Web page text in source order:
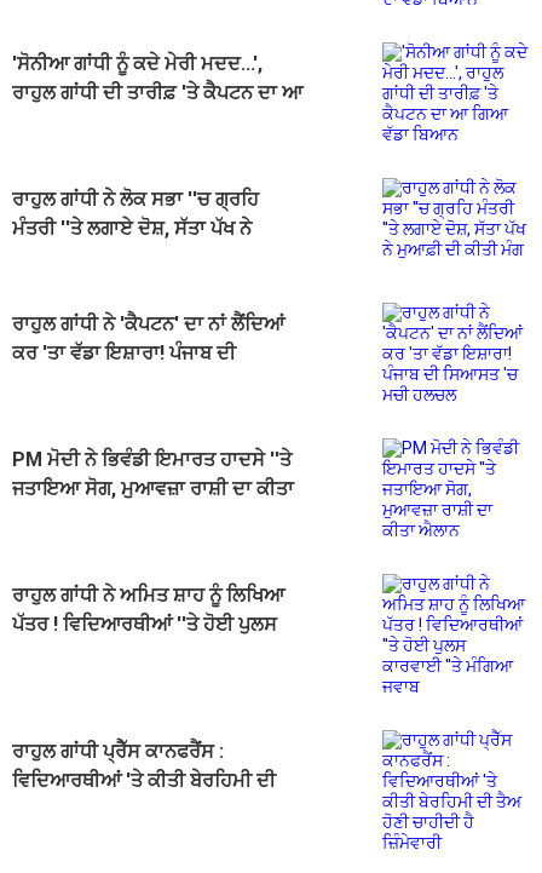
'ਸੋਨੀਆ ਗਾਂਧੀ ਨੂੰ ਕਦੇ ਮੇਰੀ ਮਦਦ...',
ਰਾਹੁਲ ਗਾਂਧੀ ਦੀ ਤਾਰੀਫ਼ 'ਤੇ ਕੈਪਟਨ ਦਾ ਆ
ਰਾਹੁਲ ਗਾਂਧੀ ਨੇ ਲੋਕ ਸਭਾ ''ਚ ਗ੍ਰਹਿ
ਮੰਤਰੀ ''ਤੇ ਲਗਾਏ ਦੋਸ਼, ਸੱਤਾ ਪੱਖ ਨੇ
ਰਾਹੁਲ ਗਾਂਧੀ ਨੇ 'ਕੈਪਟਨ' ਦਾ ਨਾਂ ਲੈਂਦਿਆਂ
ਕਰ 'ਤਾ ਵੱਡਾ ਇਸ਼ਾਰਾ! ਪੰਜਾਬ ਦੀ
PM ਮੋਦੀ ਨੇ ਭਿਵੰਡੀ ਇਮਾਰਤ ਹਾਦਸੇ ''ਤੇ
ਜਤਾਇਆ ਸੋਗ, ਮੁਆਵਜ਼ਾ ਰਾਸ਼ੀ ਦਾ ਕੀਤਾ
ਰਾਹੁਲ ਗਾਂਧੀ ਨੇ ਅਮਿਤ ਸ਼ਾਹ ਨੂੰ ਲਿਖਿਆ
ਪੱਤਰ ! ਵਿਦਿਆਰਥੀਆਂ ''ਤੇ ਹੋਈ ਪੁਲਸ
ਰਾਹੁਲ ਗਾਂਧੀ ਪ੍ਰੈੱਸ ਕਾਨਫਰੈਂਸ :
ਵਿਦਿਆਰਥੀਆਂ 'ਤੇ ਕੀਤੀ ਬੇਰਹਿਮੀ ਦੀ